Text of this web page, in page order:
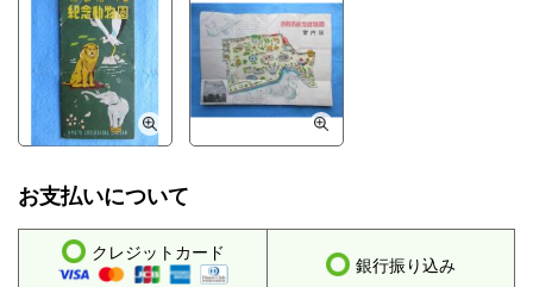
お支払いについて
クレジットカード
銀行振り込み